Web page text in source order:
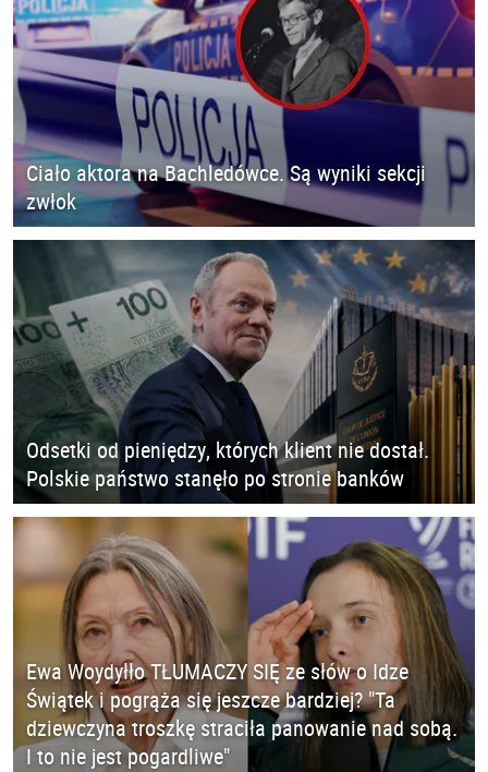
Ciało aktora na Bachledówce. Są wyniki sekcji
zwłok
Odsetki od pieniędzy, których klient nie dostał.
Polskie państwo stanęło po stronie banków
Ewa Woydyłło TŁUMACZY SIĘ ze słów o Idze
Świątek i pogrąża się jeszcze bardziej? "Ta
dziewczyna troszkę straciła panowanie nad sobą.
I to nie jest pogardliwe"